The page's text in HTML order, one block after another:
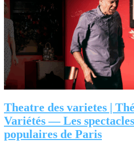
Theatre des varietes |
Variétés — Les
populaires de Paris